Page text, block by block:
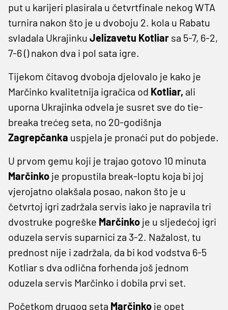
put u karijeri plasirala u četvrtfinale nekog WTA
turnira nakon što je u dvoboju 2. kola u Rabatu
svladala Ukrajinku Jelizavetu Kotliar sa 5-7, 6-2,
7-6 () nakon dva i pol sata igre.
Tijekom čitavog dvoboja djelovalo je kako je
Marčinko kvalitetnija igračica od Kotliar, ali
uporna Ukrajinka odvela je susret sve do tie-
breaka trećeg seta, no 20-godišnja
Zagrepčanka uspjela je pronaći put do pobjede.
U prvom gemu koji je trajao gotovo 10 minuta
Marčinko je propustila break-loptu koja bi joj
vjerojatno olakšala posao, nakon što je u
četvrtoj igri zadržala servis iako je napravila tri
dvostruke pogreške Marčinko je u sljedećoj igri
oduzela servis suparnici za 3-2. Nažalost, tu
prednost nije i zadržala, da bi kod vodstva 6-5
Kotliar s dva odlična forhenda još jednom
oduzela servis Marčinko i dobila prvi set.
Početkom drugog seta Marčinko je opet